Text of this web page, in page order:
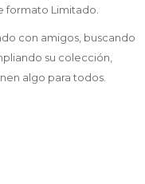
formato Limitado.
con amigos, buscando
su colección,
algo para todos.